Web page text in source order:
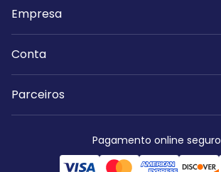
Empresa
Conta
Parceiros
Pagamento online seguro